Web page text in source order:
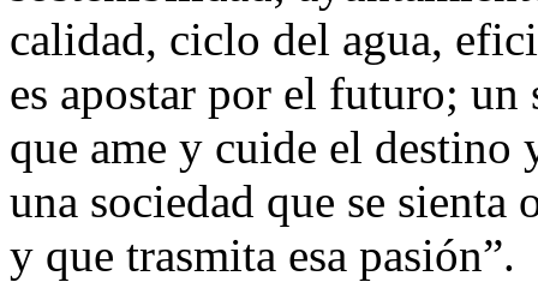
calidad, ciclo del agua,
es apostar por el futuro;
que ame y cuide el destino
una sociedad que se
y que trasmita esa pasión”.